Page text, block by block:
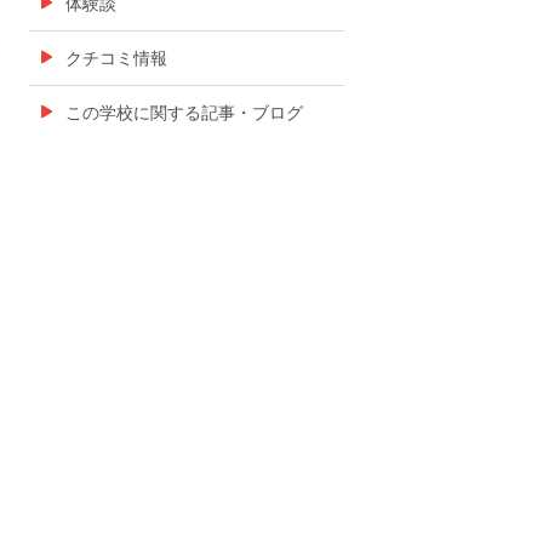
クチコミ情報
この学校に関する記事・ブログ